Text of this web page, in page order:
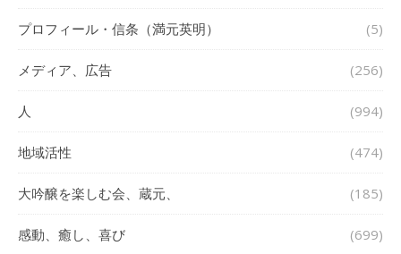
プロフィール・信条（満元英明） (5)
メディア、広告 (256)
人 (994)
地域活性 (474)
大吟醸を楽しむ会、蔵元、 (185)
感動、癒し、喜び (699)